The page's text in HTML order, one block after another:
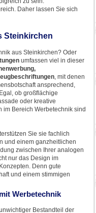
Daher lassen Sie sich
Steinkirchen
aus Steinkirchen? Oder
umfassen viel in dieser
, mit denen
ansprechend,
ob großflächige
oder kreative
Bereich Werbetechnik sind
Sie sie fachlich
und einem ganzheitlichen
zwischen Ihrer analogen
nur das Design im
Denn gute
und einem stimmigen
Werbetechnik
Bestandteil der